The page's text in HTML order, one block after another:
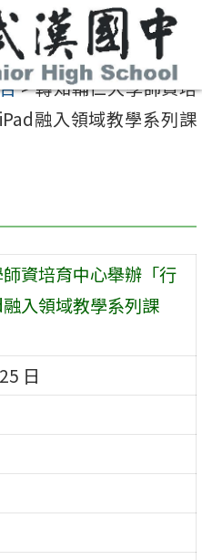
>轉知輔仁大學師資培
融入領域教學系列課
資培育中心舉辦「行
入領域教學系列課
日